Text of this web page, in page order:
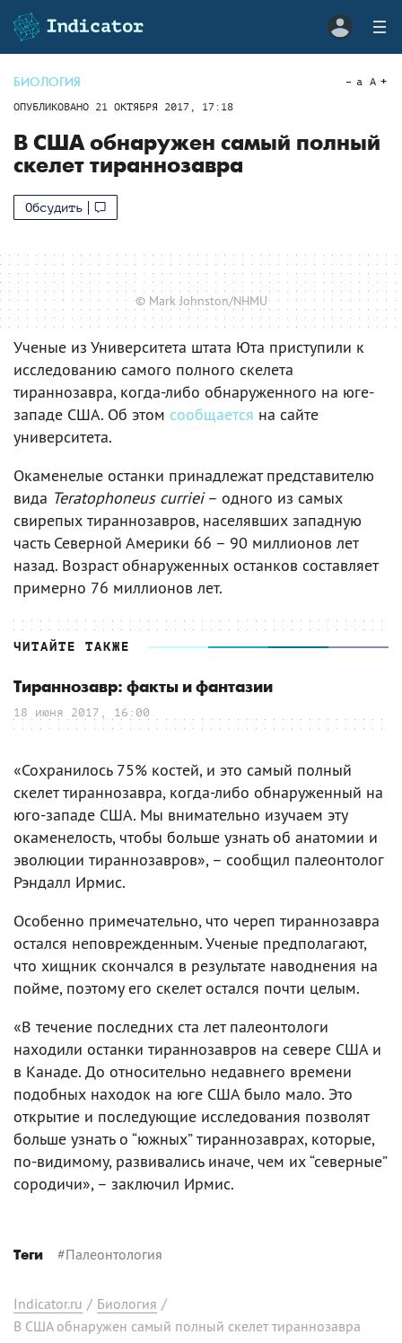
БИОЛОГИЯ
ОПУБЛИКОВАНО 21 ОКТЯБРЯ 2017, 17:18
a A
В США обнаружен самый полный
скелет тираннозавра
Обсудить
© Mark Johnston/NHMU
Ученые из Университета штата Юта приступили к
исследованию самого полного скелета
тираннозавра, когда-либо обнаруженного на юге-
западе США. Об этом сообщается на сайте
университета.
Окаменелые останки принадлежат представителю
вида Teratophoneus curriei– одного из самых
свирепых тираннозавров, населявших западную
часть Северной Америки 66 – 90 миллионов лет
назад. Возраст обнаруженных останков составляет
примерно 76 миллионов лет.
ЧИТАЙТЕ ТАКЖЕ
Тираннозавр: факты и фантазии
18 июня 2017, 16:00
«Сохранилось 75% костей, и это самый полный
скелет тираннозавра, когда-либо обнаруженный на
юго-западе США. Мы внимательно изучаем эту
окаменелость, чтобы больше узнать об анатомии и
эволюции тираннозавров», – сообщил палеонтолог
Рэндалл Ирмис.
Особенно примечательно, что череп тираннозавра
остался неповрежденным. Ученые предполагают,
что хищник скончался в результате наводнения на
пойме, поэтому его скелет остался почти целым.
«В течение последних ста лет палеонтологи
находили останки тираннозавров на севере США и
в Канаде. До относительно недавнего времени
подобных находок на юге США было мало. Это
открытие и последующие исследования позволят
больше узнать о “южных” тираннозаврах, которые,
по-видимому, развивались иначе, чем их “северные”
сородичи», – заключил Ирмис.
Теги #Палеонтология
Indicator.ru / Биология /
В США обнаружен самый полный скелет тираннозавра